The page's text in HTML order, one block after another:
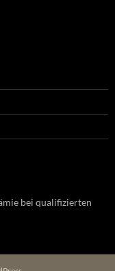
bei qualifizierten